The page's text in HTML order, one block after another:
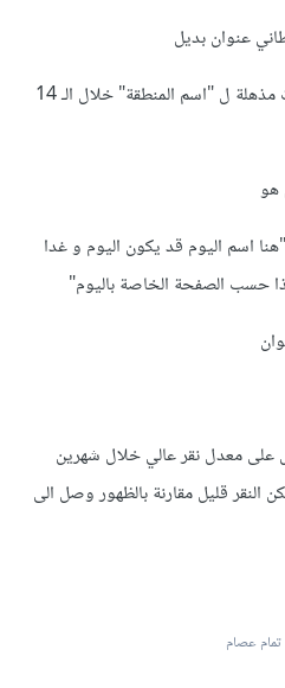
عنوان بديل
" لا تدع الطقس يفاجئك! توقعات مذهلة ل "اسم المنطقة" خلال الـ 14
اسم اليوم قد يكون اليوم و غدا
معدل نقر عالي خلال شهرين
ظهور لكن النقر قليل مقارنة بالظهور وصل الى
عصام